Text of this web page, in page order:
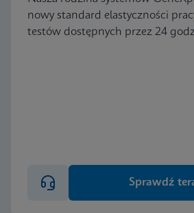
nowy standard elastyczności
testów dostępnych przez 24
Sprawdź